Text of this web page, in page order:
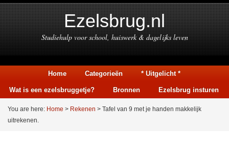
Ezelsbrug.nl
Studiehulp voor school, huiswerk & dagelijks leven
Home Categorieën * Uitgelicht *
Wat is een ezelsbruggetje? Bronnen Ezelsbrug insturen
You are here: Home > Rekenen > Tafel van 9 met je handen makkelijk
uitrekenen.